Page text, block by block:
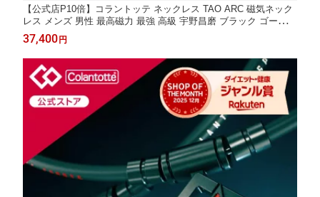
【公式店P10倍】コラントッテ ネックレス TAO ARC 磁気ネック
レス メンズ 男性 最高磁力 最強 高級 宇野昌磨 ブラック ゴールド
シルバー
37,400円